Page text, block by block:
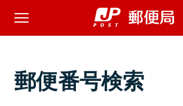
郵便番号検索